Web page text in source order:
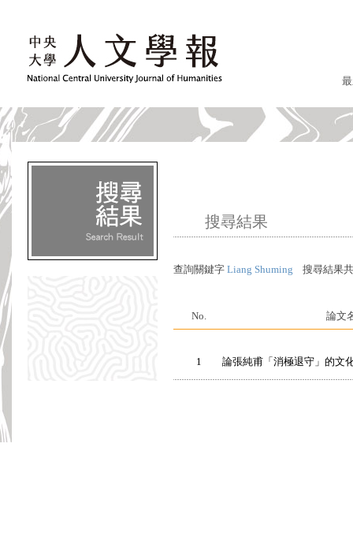
搜尋結果
查詢關鍵字 Liang Shuming 搜尋結果
No. 論文
1 論張純甫「消極退守」的文